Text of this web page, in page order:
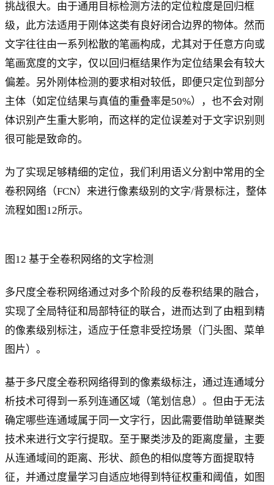
挑战很大。由于通用目标检测方法的定位粒度是回归框
级，此方法适用于刚体这类有良好闭合边界的物体。然而
文字往往由一系列松散的笔画构成，尤其对于任意方向或
笔画宽度的文字，仅以回归框结果作为定位结果会有较大
偏差。另外刚体检测的要求相对较低，即便只定位到部分
主体（如定位结果与真值的重叠率是50%），也不会对刚
体识别产生重大影响，而这样的定位误差对于文字识别则
很可能是致命的。
为了实现足够精细的定位，我们利用语义分割中常用的全
卷积网络（FCN）来进行像素级别的文字/背景标注，整体
流程如图12所示。
图12 基于全卷积网络的文字检测
多尺度全卷积网络通过对多个阶段的反卷积结果的融合，
实现了全局特征和局部特征的联合，进而达到了由粗到精
的像素级别标注，适应于任意非受控场景（门头图、菜单
图片）。
基于多尺度全卷积网络得到的像素级标注，通过连通域分
析技术可得到一系列连通区域（笔划信息）。但由于无法
确定哪些连通域属于同一文字行，因此需要借助单链聚类
技术来进行文字行提取。至于聚类涉及的距离度量，主要
从连通域间的距离、形状、颜色的相似度等方面提取特
征，并通过度量学习自适应地得到特征权重和阈值，如图